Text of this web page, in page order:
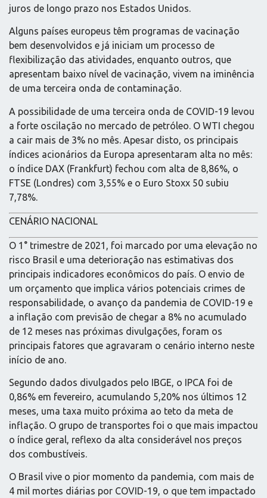
juros de longo prazo nos Estados Unidos.
Alguns países europeus têm programas de vacinação
bem desenvolvidos e já iniciam um processo de
flexibilização das atividades, enquanto outros, que
apresentam baixo nível de vacinação, vivem na iminência
de uma terceira onda de contaminação.
A possibilidade de uma terceira onda de COVID-19 levou
a forte oscilação no mercado de petróleo. O WTI chegou
a cair mais de 3% no mês. Apesar disto, os principais
índices acionários da Europa apresentaram alta no mês:
o índice DAX (Frankfurt) fechou com alta de 8,86%, o
FTSE (Londres) com 3,55% e o Euro Stoxx 50 subiu
7,78%.
CENÁRIO NACIONAL
O 1° trimestre de 2021, foi marcado por uma elevação no
risco Brasil e uma deterioração nas estimativas dos
principais indicadores econômicos do país. O envio de
um orçamento que implica vários potenciais crimes de
responsabilidade, o avanço da pandemia de COVID-19 e
a inflação com previsão de chegar a 8% no acumulado
de 12 meses nas próximas divulgações, foram os
principais fatores que agravaram o cenário interno neste
início de ano.
Segundo dados divulgados pelo IBGE, o IPCA foi de
0,86% em fevereiro, acumulando 5,20% nos últimos 12
meses, uma taxa muito próxima ao teto da meta de
inflação. O grupo de transportes foi o que mais impactou
o índice geral, reflexo da alta considerável nos preços
dos combustíveis.
O Brasil vive o pior momento da pandemia, com mais de
4 mil mortes diárias por COVID-19, o que tem impactado